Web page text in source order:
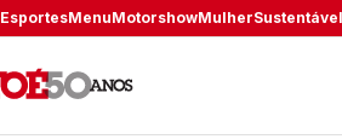
EsportesMenuMotorshowMulherSustentável